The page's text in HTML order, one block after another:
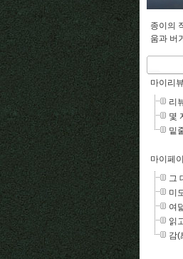
종이의
움과 버
마이리뷰
리
몇
밑
마이페
그
미
여
읽
감(